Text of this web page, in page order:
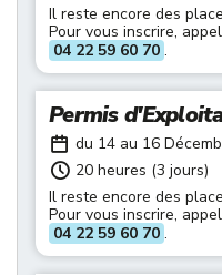
Il reste encore des
Pour vous inscrire,
04 22 59 60 70 .
Permis
du 14 au 16
20 heures (3 jours)
Il reste encore des
Pour vous inscrire,
04 22 59 60 70 .